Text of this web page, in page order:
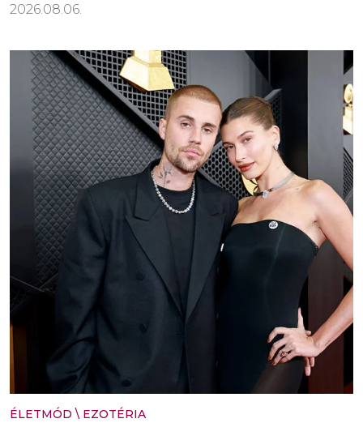
2026.08.06.
ÉLETMÓD \ EZOTÉRIA